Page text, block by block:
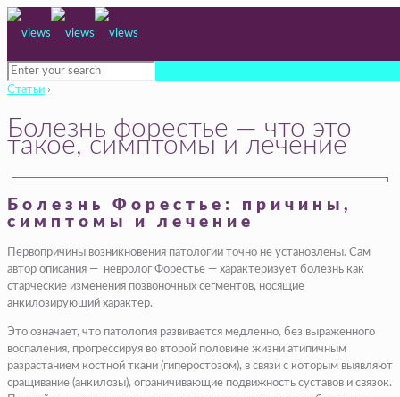
Статьи ›
Болезнь форестье — что это
такое, симптомы и лечение
Болезнь Форестье: причины,
симптомы и лечение
Первопричины возникновения патологии точно не установлены. Сам
автор описания — невролог Форестье — характеризует болезнь как
старческие изменения позвоночных сегментов, носящие
анкилозирующий характер.
Это означает, что патология развивается медленно, без выраженного
воспаления, прогрессируя во второй половине жизни атипичным
разрастанием костной ткани (гиперостозом), в связи с которым выявляют
сращивание (анкилозы), ограничивающие подвижность суставов и связок.